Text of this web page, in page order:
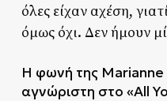
όλες είχαν αχέση,
όμως όχι. Δεν ήμουν
Η φωνή της Marianne
αγνώριστη στο «All